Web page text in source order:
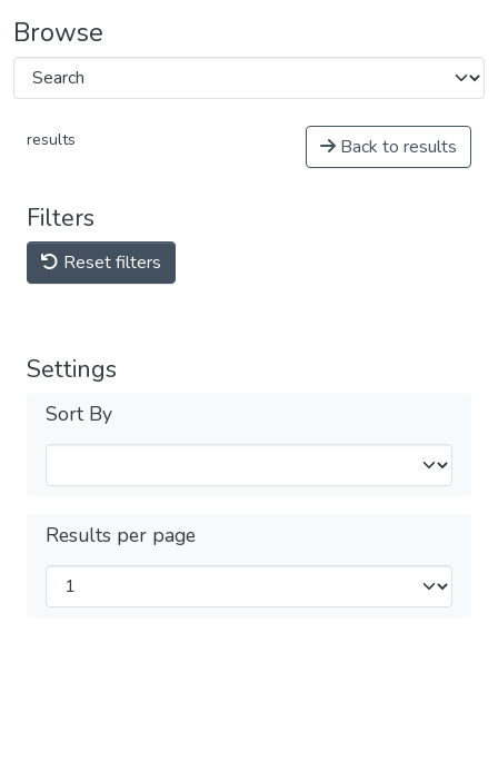
Browse
results Back to results
Filters
Reset filters
Settings
Sort By
Results per page